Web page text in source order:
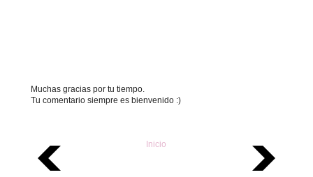
Muchas gracias por tu tiempo.
Tu comentario siempre es bienvenido :)
Inicio